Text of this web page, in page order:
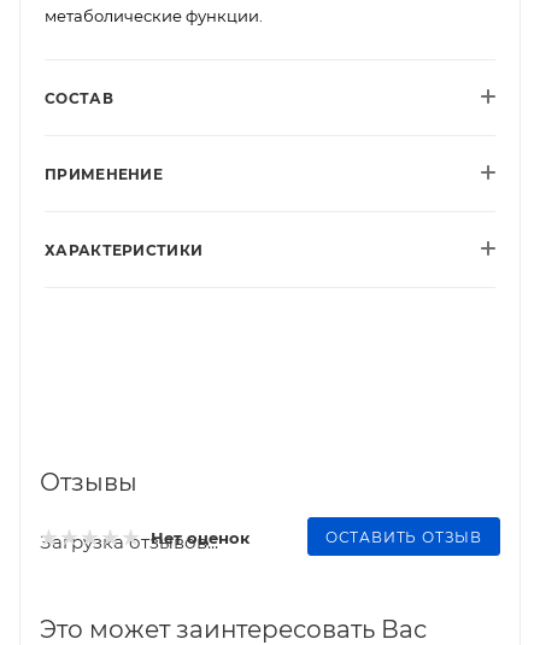
метаболические функции.
СОСТАВ
ПРИМЕНЕНИЕ
ХАРАКТЕРИСТИКИ
Отзывы
Нет оценок ОСТАВИТЬ ОТЗЫВ
Загрузка отзывов...
Это может заинтересовать Вас